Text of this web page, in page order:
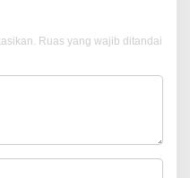
Ruas yang wajib ditandai